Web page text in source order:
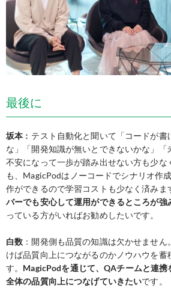
最後に
坂本 ︰テスト自動化と聞いて「コードが
な」「開発知識が無いとできないかな」「
不安になって一歩が踏み出せない方も少な
も、MagicPodはノーコードでシナリオ作
作ができるので学習コストも少なく済みま
バーでも安心して運用ができるところが強
っている方がいればお勧めしたいです。
白数 ：開発側も品質の知識は欠かせませ
けば品質向上につながるのかノウハウを
す。 MagicPodを通じて、QAチームと連携
全体の品質向上につなげていきたいです。